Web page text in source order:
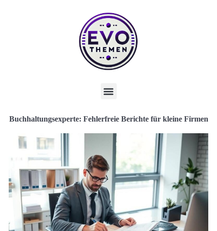
Buchhaltungsexperte: Fehlerfreie Berichte für kleine Firmen